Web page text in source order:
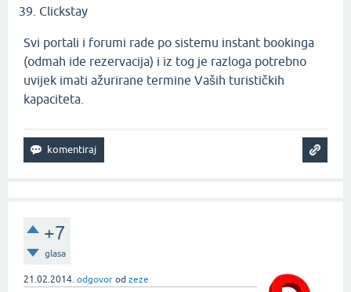
Clickstay
Svi portali i forumi rade po sistemu instant bookinga
(odmah ide rezervacija) i iz tog je razloga potrebno
uvijek imati ažurirane termine Vaših turističkih
kapaciteta.
+7
glasa
21.02.2014. odgovor od zeze